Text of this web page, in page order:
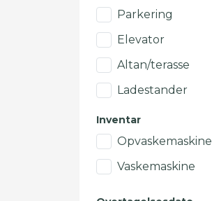
Parkering
Elevator
Altan/terasse
Ladestander
Inventar
Opvaskemaskine
Vaskemaskine